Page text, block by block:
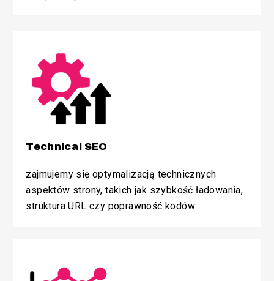
Technical SEO
zajmujemy się optymalizacją technicznych
aspektów strony, takich jak szybkość ładowania,
struktura URL czy poprawność kodów